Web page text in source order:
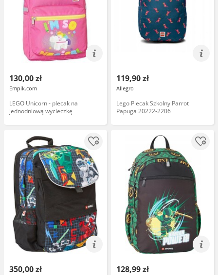
130,00 zł
Empik.com
LEGO Unicorn - plecak na
jednodniową wycieczkę
119,90 zł
Allegro
Lego Plecak Szkolny Parrot
Papuga 20222-2206
350,00 zł 128,99 zł